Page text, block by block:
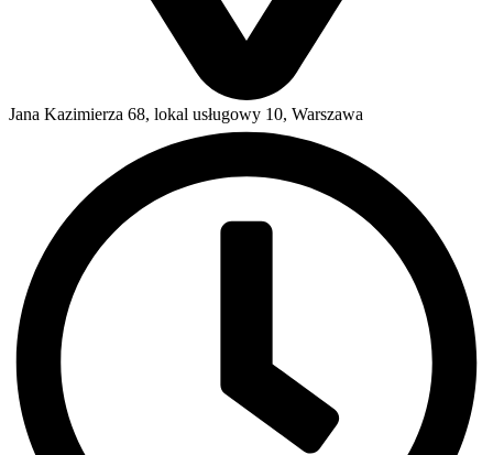
Jana Kazimierza 68, lokal usługowy 10, Warszawa